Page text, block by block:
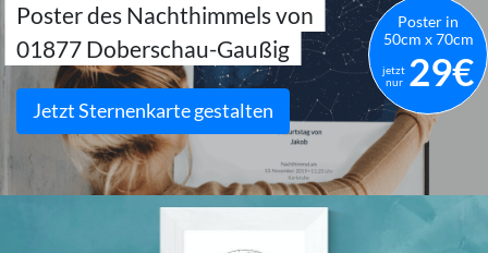
Poster des Nachthimmels von
01877 Doberschau-Gaußig
Jetzt Sternenkarte gestalten
Poster in
50cm x 70cm
jetzt
nur 29€